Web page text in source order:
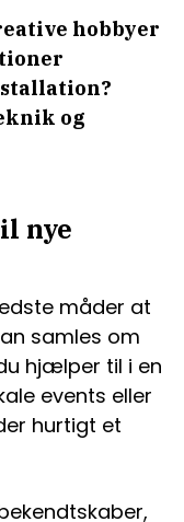
hobbyer
og
nye
måder at
samles om
hjælper til i en
events eller
hurtigt et